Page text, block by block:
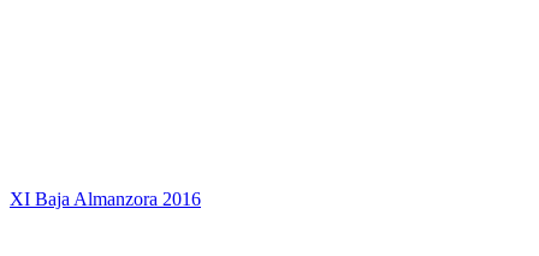
XI Baja Almanzora 2016